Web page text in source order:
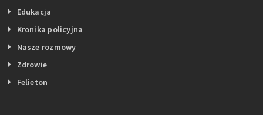
Edukacja
Kronika policyjna
Nasze rozmowy
Zdrowie
Felieton